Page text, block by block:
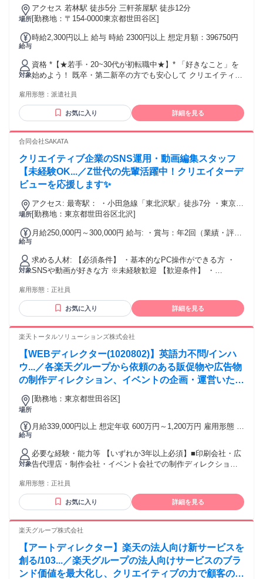
場所
アクセス 若林駅 徒歩5分 三軒茶屋駅 徒歩12分
[勤務地：〒154-0000東京都世田谷区]
給与
時給2,300円以上 給与 時給 2300円以上 想定月額：396750円
対象
資格 *【★若手・20~30代が初転職中★】* 「好きなこと」を
始めよう！ 既卒・第二新卒の方でも安心して クリエイティブ
リエイティブ領域での制作進行管理経験 ・デザイン、イラス
トのディレクション、赤入れ修正経験
雇用形態： 派遣社員
お気に入り 詳細を見る
合同会社SAKATA
クリエイティブ企業のSNS運用・動画編集スタッフ
【未経験OK...／Z世代の先輩活躍中！クリエイターデ
ビューを応援します✨
場所
アクセス: 最寄駅： ・小田急線「東北沢駅」徒歩7分 ・東京メ
トロ千代田線「代々木上原駅」徒歩12分 下北沢・代々木・渋
グも楽しめる人気エリアです。 通勤ストレスが少なく、 「仕
す。
[勤務地：東京都世田谷区北沢]
給与
月給250,000円～300,000円 給与: ・賞与：年2回（業績・評価
年功序列ではなく、 「頑張りがきちんと評価される仕組み」
です。 未経験スタートでも 成長に応じてしっかり収入アップ
が目指せます。
対象
求める人材: 【必須条件】 ・基本的なPC操作ができる方 ・
SNSや動画が好きな方 ※未経験歓迎 【歓迎条件】 ・
・デザインやクリエイティブが好きな方 【こんな方にピッタ
リ】 ・「SNSを仕事にしたい」と本気で思っている方 ・好き
なことを仕事にしたい方 ・成長業界でスキルを身につけたい
ンスも目指したい方
雇用形態： 正社員
お気に入り 詳細を見る
楽天トータルソリューションズ株式会社
【WEBディレクター(1020802)】英語力不問/インハ
ウ...／各楽天グループから依頼のある販促物や広告物
の制作ディレクション、イベントの企画・運営いただ
きます。ディレクタとデザイナーがユニットを組み、
案件一つ一つに対してより良いものを作り上げる環境
場所
[勤務地：東京都世田谷区]
給与
月給339,000円以上 想定年収 600万円～1,200万円 雇用形態 正
￥339,000～ 基本給￥257,468～ 固定残業代￥81,532～を含
む/月 諸手当：通勤手当（会社規定に基づき支給）、残業手当
（固定残業代制 超過分別途支給） 試用期間 有 期間：3ヶ月
備考：変更無
対象
必要な経験・能力等 【いずれか3年以上必須】■印刷会社・広
告代理店・制作会社・イベント会社での制作ディレクション
頭販促ならびに広告コミュニケーション経験者 【魅力】ディ
レクタとデザイナーがユニットを組み、案件一つ一つを惰性
でなく諦めることなくより良いものを作り上げる環境とその
その意志をディスカッションできる方■クリエイティブの力で
楽しさを持ってチャレンジできる方 学歴・資格 学歴：大学院
大学 語学力： 資格：
雇用形態： 正社員
お気に入り 詳細を見る
楽天グループ株式会社
【アートディレクター】楽天の法人向け新サービスを
創る/103...／楽天グループの法人向けサービスのブラ
ンド価値を最大化し、クリエイティブの力で顧客の